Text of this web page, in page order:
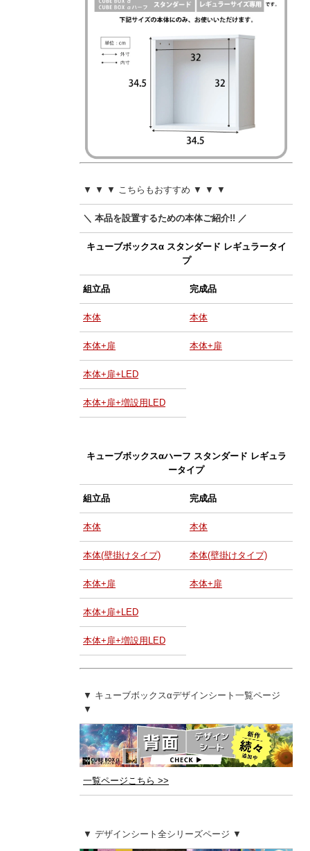
▼ ▼ ▼ こちらもおすすめ ▼ ▼ ▼
＼ 本品を設置するための本体ご紹介!! ／
キューブボックスα スタンダード レギュラータイ
プ
組立品 完成品
本体 本体
本体+扉 本体+扉
本体+扉+LED
本体+扉+増設用LED
キューブボックスαハーフ スタンダード レギュラ
ータイプ
組立品 完成品
本体 本体
本体(壁掛けタイプ) 本体(壁掛けタイプ)
本体+扉 本体+扉
本体+扉+LED
本体+扉+増設用LED
▼ キューブボックスαデザインシート一覧ページ
▼
一覧ページこちら >>
▼ デザインシート全シリーズページ ▼